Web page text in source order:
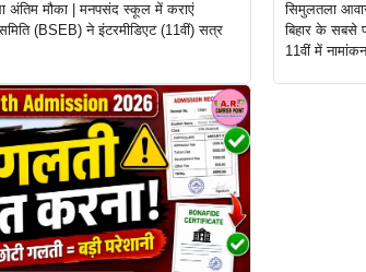
अंतिम मौका | मनपसंद स्कूल में कराएं
समिति (BSEB) ने इंटरमीडिएट (11वीं) सत्र
सिमुलतला
बिहार के सबसे
11वीं में